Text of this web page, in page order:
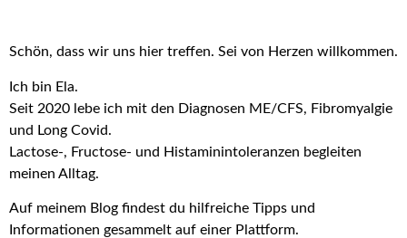
Schön, dass wir uns hier treffen. Sei von Herzen willkommen.
Ich bin Ela.
Seit 2020 lebe ich mit den Diagnosen ME/CFS, Fibromyalgie
und Long Covid.
Lactose-, Fructose- und Histaminintoleranzen begleiten
meinen Alltag.
Auf meinem Blog findest du hilfreiche Tipps und
Informationen gesammelt auf einer Plattform.